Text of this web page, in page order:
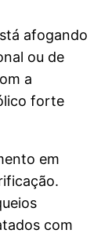
afogando
ou de
a
forte
em
com